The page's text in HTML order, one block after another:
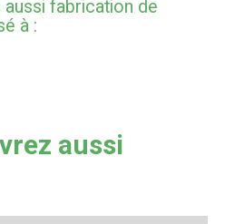
fabrication de
à :
aussi